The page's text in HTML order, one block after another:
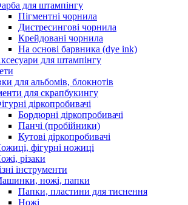
для штампінгу
Пігментні чорнила
Дистресингові чорнила
Крейдовані чорнила
На основі барвника (dye ink)
для штампінгу
для альбомів, блокнотів
для скрапбукингу
діркопробивачі
Бордюрні діркопробивачі
Панчі (пробійники)
Кутові діркопробивачі
фігурні ножиці
різаки
інструменти
ножі, папки
Папки, пластини для тиснення
Ножі